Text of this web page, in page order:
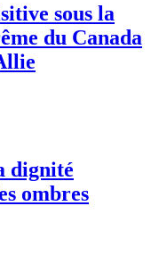
sous la
du Canada
dignité
ombres